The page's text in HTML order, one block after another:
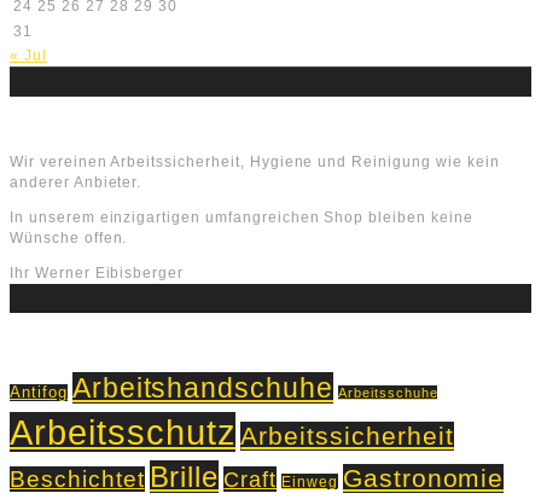
24 25 26 27 28 29 30
31
« Jul
Wir vereinen Arbeitssicherheit, Hygiene und Reinigung wie kein
anderer Anbieter.
In unserem einzigartigen umfangreichen Shop bleiben keine
Wünsche offen.
Ihr Werner Eibisberger
Antifog Arbeitshandschuhe Arbeitsschuhe
Arbeitsschutz Arbeitssicherheit
Beschichtet Brille Craft Einweg Gastronomie